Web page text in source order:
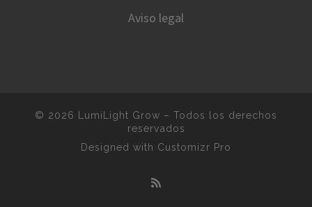
Aviso legal
© 2026 LumiLight Grow – Todos los derechos
reservados
Designed with Customizr Pro